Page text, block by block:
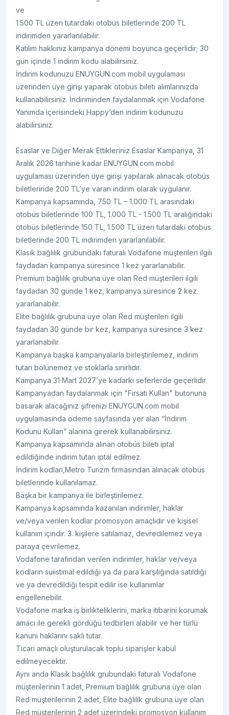
ve
1.500 TL üzeri tutardaki otobüs biletlerinde 200 TL
indirimden yararlanılabilir.
Katılım hakkınız kampanya dönemi boyunca geçerlidir; 30
gün içinde 1 indirim kodu alabilirsiniz.
İndirim kodunuzu ENUYGUN.com mobil uygulaması
üzerinden üye girişi yaparak otobüs bileti alımlarınızda
kullanabilirsiniz. İndiriminden faydalanmak için Vodafone
Yanımda içerisindeki Happy’den indirim kodunuzu
alabilirsiniz.
Esaslar ve Diğer Merak Ettikleriniz Esaslar Kampanya, 31
Aralık 2026 tarihine kadar ENUYGUN.com mobil
uygulaması üzerinden üye girişi yapılarak alınacak otobüs
biletlerinde 200 TL’ye varan indirim olarak uygulanır.
Kampanya kapsamında, 750 TL – 1.000 TL arasındaki
otobüs biletlerinde 100 TL, 1.000 TL - 1.500 TL aralığındaki
otobüs biletlerinde 150 TL, 1.500 TL üzeri tutardaki otobüs
biletlerinde 200 TL indirimden yararlanılabilir.
Klasik bağlılık grubundaki faturalı Vodafone müşterileri ilgili
faydadan kampanya süresince 1 kez yararlanabilir.
Premium bağlılık grubuna üye olan Red müşterileri ilgili
faydadan 30 günde 1 kez, kampanya süresince 2 kez
yararlanabilir.
Elite bağlılık grubuna üye olan Red müşterileri ilgili
faydadan 30 günde bir kez, kampanya süresince 3 kez
yararlanabilir.
Kampanya başka kampanyalarla birleştirilemez, indirim
tutarı bölünemez ve stoklarla sınırlıdır.
Kampanya 31 Mart 2027’ye kadarki seferlerde geçerlidir.
Kampanyadan faydalanmak için "Fırsatı Kullan" butonuna
basarak alacağınız şifrenizi ENUYGUN.com mobil
uygulamasında ödeme sayfasında yer alan “İndirim
Kodunu Kullan” alanına girerek kullanabilirsiniz.
Kampanya kapsamında alınan otobüs bileti iptal
edildiğinde indirim tutarı iptal edilmez.
İndirim kodları,Metro Turizm firmasından alınacak otobüs
biletlerinde kullanılamaz.
Başka bir kampanya ile birleştirilemez.
Kampanya kapsamında kazanılan indirimler, haklar
ve/veya verilen kodlar promosyon amaçlıdır ve kişisel
kullanım içindir. 3. kişilere satılamaz, devredilemez veya
paraya çevrilemez.
Vodafone tarafından verilen indirimler, haklar ve/veya
kodların suiistimal edildiği ya da para karşılığında satıldığı
ve ya devredildiği tespit edilir ise kullanımlar
engellenebilir.
Vodafone marka iş birlikteliklerini, marka itibarini korumak
amacı ile gerekli gördüğü tedbirleri alabilir ve her türlü
kanuni haklarını saklı tutar.
Ticari amaçlı oluşturulacak toplu siparişler kabul
edilmeyecektir.
Aynı anda Klasik bağlılık grubundaki faturalı Vodafone
müşterilerinin 1 adet, Premium bağlılık grubuna üye olan
Red müşterilerinin 2 adet, Elite bağlılık grubuna üye olan
Red müşterilerinin 2 adet üzerindeki promosyon kullanım